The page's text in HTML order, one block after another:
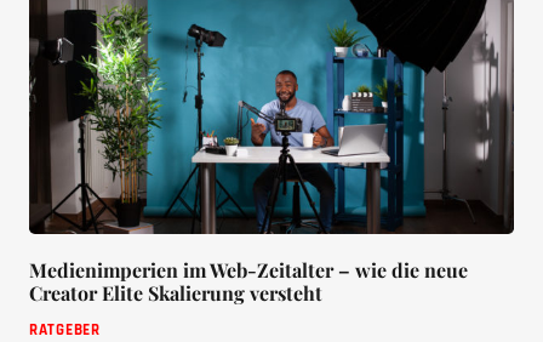
Medienimperien im Web-Zeitalter – wie die neue
Creator Elite Skalierung versteht
RATGEBER